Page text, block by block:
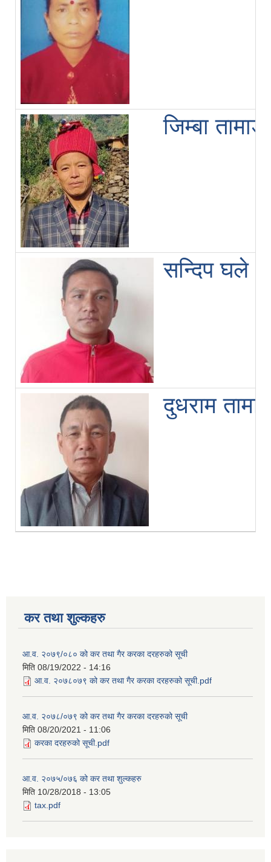
जिम्बा तामाङ
सन्दिप घले
दुधराम
कर तथा शुल्कहरु
आ.व. २०७९/०८० को कर तथा गैर करका दरहरुको सूची
मिति 08/19/2022 - 14:16
आ.व. २०७८०७९ को कर तथा गैर करका दरहरुको सूची.pdf
आ.व. २०७८/०७९ को कर तथा गैर करका दरहरुको सूची
मिति 08/20/2021 - 11:06
करका दरहरुको सूची.pdf
आ.व. २०७५/०७६ को कर तथा शुल्कहरु
मिति 10/28/2018 - 13:05
tax.pdf